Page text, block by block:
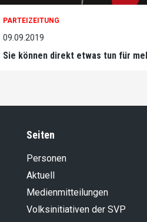
PARTEIZEITUNG
09.09.2019
Sie können direkt etwas tun für
Seiten
Personen
Aktuell
Medienmitteilungen
Volksinitiativen der SVP